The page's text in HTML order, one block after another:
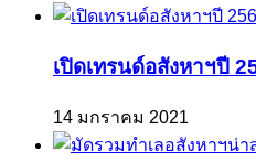
เปิดเทรนด์อสังหาฯปี
14 มกราคม 2021